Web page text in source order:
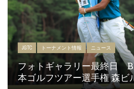
JGTC トーナメント情報 ニュース
フォトギャラリー最終日
本ゴルフツアー選手権 森ビ